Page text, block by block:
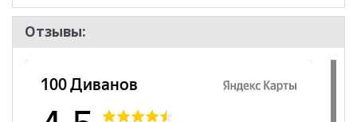
мест
Наличие короба
да
Наличие
подлокотников
Отзывы: